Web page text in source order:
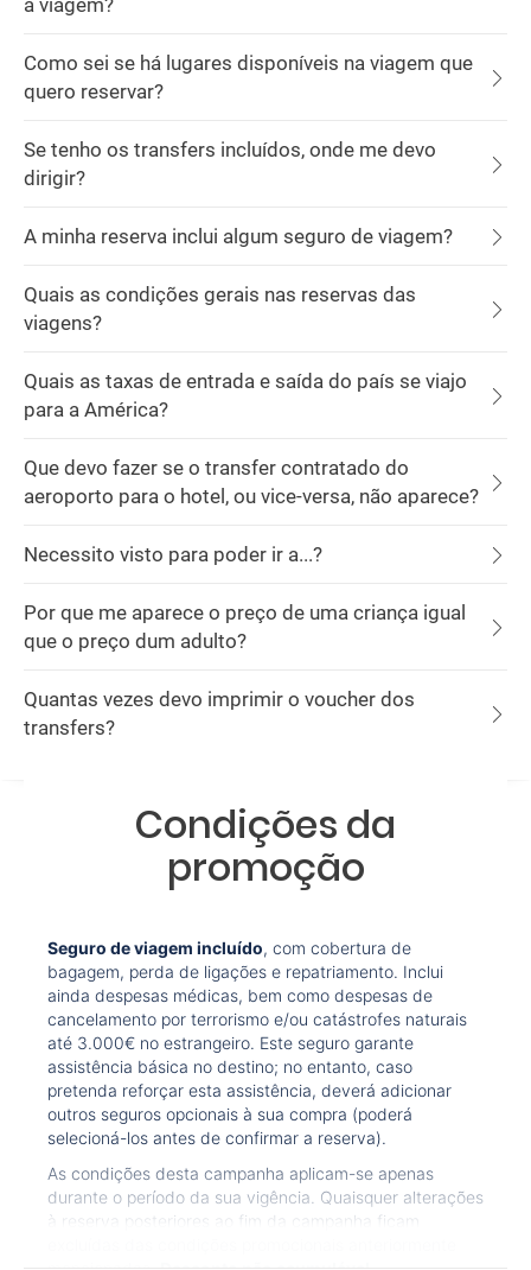
a viagem?
Como sei se há lugares disponíveis na viagem que
quero reservar?
Se tenho os transfers incluídos, onde me devo
dirigir?
A minha reserva inclui algum seguro de viagem?
Quais as condições gerais nas reservas das
viagens?
Quais as taxas de entrada e saída do país se viajo
para a América?
Que devo fazer se o transfer contratado do
aeroporto para o hotel, ou vice-versa, não aparece?
Necessito visto para poder ir a...?
Por que me aparece o preço de uma criança igual
que o preço dum adulto?
Quantas vezes devo imprimir o voucher dos
transfers?
Condições da
promoção
Seguro de viagem incluído, com cobertura de
bagagem, perda de ligações e repatriamento. Inclui
ainda despesas médicas, bem como despesas de
cancelamento por terrorismo e/ou catástrofes naturais
até 3.000€ no estrangeiro. Este seguro garante
assistência básica no destino; no entanto, caso
pretenda reforçar esta assistência, deverá adicionar
outros seguros opcionais à sua compra (poderá
selecioná-los antes de confirmar a reserva).
As condições desta campanha aplicam-se apenas
durante o período da sua vigência. Quaisquer alterações
à reserva posteriores ao fim da campanha ficam